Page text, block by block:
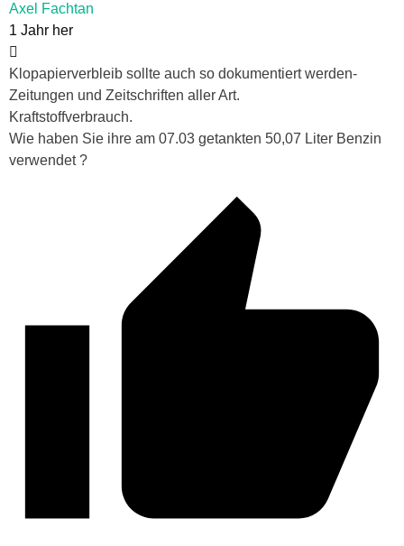
Axel Fachtan
1 Jahr her
Klopapierverbleib sollte auch so dokumentiert werden-
Zeitungen und Zeitschriften aller Art.
Kraftstoffverbrauch.
Wie haben Sie ihre am 07.03 getankten 50,07 Liter Benzin
verwendet ?